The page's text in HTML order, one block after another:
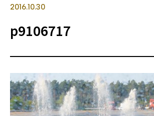
観光ガイド
ライフスタイル
著者一覧
ライター募集
2016.10.30
p9106717